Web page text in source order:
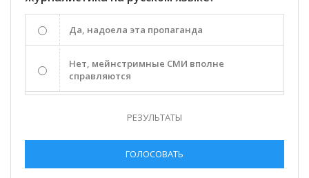
Да, надоела эта пропаганда
Нет, мейнстримные СМИ вполне
справляются
РЕЗУЛЬТАТЫ
ГОЛОСОВАТЬ